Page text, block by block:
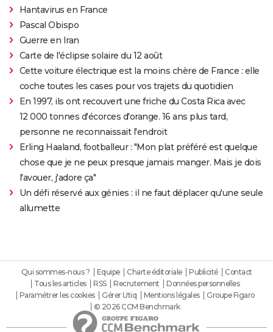
Hantavirus en France
Pascal Obispo
Guerre en Iran
Carte de l'éclipse solaire du 12 août
Cette voiture électrique est la moins chère de France : elle
coche toutes les cases pour vos trajets du quotidien
En 1997, ils ont recouvert une friche du Costa Rica avec
12 000 tonnes d'écorces d'orange. 16 ans plus tard,
personne ne reconnaissait l'endroit
Erling Haaland, footballeur : "Mon plat préféré est quelque
chose que je ne peux presque jamais manger. Mais je dois
l'avouer, j'adore ça"
Un défi réservé aux génies : il ne faut déplacer qu'une seule
allumette
Qui sommes-nous ? Equipe Charte éditoriale Publicité
Contact
Tous les articles
RSS Recrutement
Données personnelles
Paramétrer les cookies
Gérer Utiq Mentions légales
Groupe Figaro
© 2026 CCM Benchmark